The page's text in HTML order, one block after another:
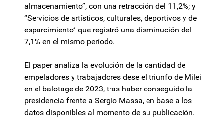
almacenamiento”, con una retracción del 11,2%; y
“Servicios de artísticos, culturales, deportivos y de
esparcimiento” que registró una disminución del
7,1% en el mismo período.
El paper analiza la evolución de la cantidad de
empeladores y trabajadores dese el triunfo de Milei
en el balotage de 2023, tras haber conseguido la
presidencia frente a Sergio Massa, en base a los
datos disponibles al momento de su publicación.